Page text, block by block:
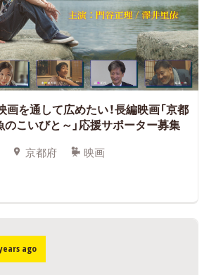
を通して広めたい！長編映画「京都
こいびと～」応援サポーター募集
京都府 映画
ago